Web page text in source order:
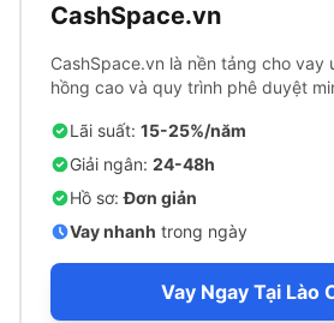
CashSpace.vn
CashSpace.vn là nền tảng cho vay
hồng cao và quy trình phê duyệt
Lãi suất: 15-25%/năm
Giải ngân: 24-48h
Hồ sơ:Đơn giản
Vay nhanh trong ngày
Vay Ngay Tại Lào